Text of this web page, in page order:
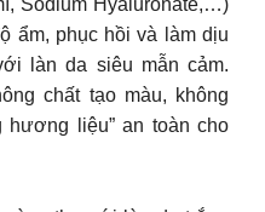
Sodium Hyaluronate,…)
ẩm, phục hồi và làm dịu
làn da siêu mẫn cảm.
chất tạo màu, không
hương liệu” an toàn cho